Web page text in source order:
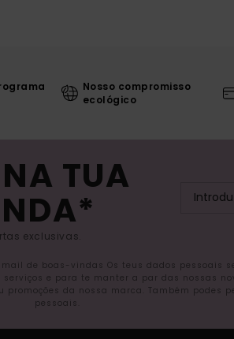
Nosso compromisso
ecológico
TUA
exclusivas.
de boas-vindas Os teus dados pessoais
e para te manter a par das nossas
da nossa marca. Também
pessoais.